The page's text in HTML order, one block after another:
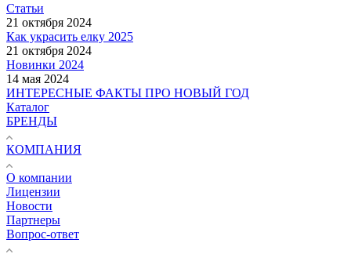
Статьи
21 октября 2024
Как украсить елку 2025
21 октября 2024
Новинки 2024
14 мая 2024
ИНТЕРЕСНЫЕ ФАКТЫ ПРО НОВЫЙ ГОД
Каталог
БРЕНДЫ
КОМПАНИЯ
О компании
Лицензии
Новости
Партнеры
Вопрос-ответ